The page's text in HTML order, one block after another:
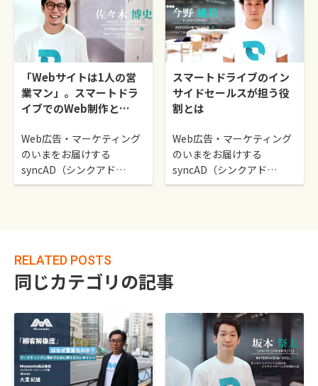
「Webサイトは1人の営
業マン」。スマートドラ
イブでのWeb制作と…
Web広告・マーケティング
のいまをお届けする
syncAD（シンクアド…
スマートドライブのイン
サイドセールスが担う役
割とは
Web広告・マーケティング
のいまをお届けする
syncAD（シンクアド…
RELATED POSTS
同じカテゴリの記事